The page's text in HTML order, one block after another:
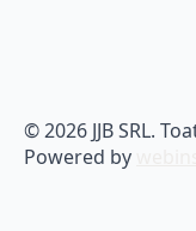
© 2026 JJB SRL.
Powered by